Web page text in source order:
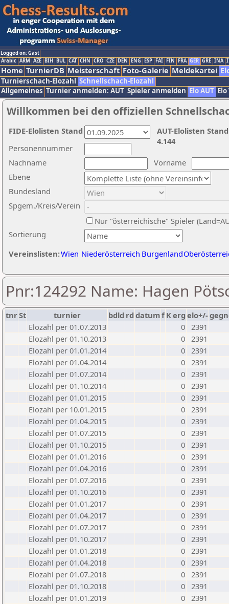
Logged on: Gast
Arabic ARM AZE BIH BUL CAT CHN CRO CZE DEN ENG ESP FAI FIN FRA GER GRE INA
Home TurnierDB Meisterschaft Foto-Galerie Meldekartei
Turnierschach-Elozahl Schnellschach-Elozahl
Allgemeines Turnier anmelden: AUT Spieler anmelden Elo AUT
Willkommen bei den offiziellen
Nachname
Vorname
Ebene
Sortierung
Personennummer
Bundesland
Spgem./Kreis/Verein
Nur "österreichische" Spieler
Vereinslisten:Wien Niederösterreich Burgenland
AUT-Elolisten
4.144
FIDE-Elolisten Stand
Pnr:124292 Name: Hagen
tnrSt turnier bdld rd datumf Kerg elo+/-
Elozahl per 01.07.2013
0 2391
Elozahl per 01.10.2013
0 2391
Elozahl per 01.01.2014
0 2391
Elozahl per 01.04.2014
0 2391
Elozahl per 01.07.2014
0 2391
Elozahl per 01.10.2014
0 2391
Elozahl per 01.01.2015
0 2391
Elozahl per 10.01.2015
0 2391
Elozahl per 01.04.2015
0 2391
Elozahl per 01.07.2015
0 2391
Elozahl per 01.10.2015
0 2391
Elozahl per 01.01.2016
0 2391
Elozahl per 01.04.2016
0 2391
Elozahl per 01.07.2016
0 2391
Elozahl per 01.10.2016
0 2391
Elozahl per 01.01.2017
0 2391
Elozahl per 01.04.2017
0 2391
Elozahl per 01.07.2017
0 2391
Elozahl per 01.10.2017
0 2391
Elozahl per 01.01.2018
0 2391
Elozahl per 01.04.2018
0 2391
Elozahl per 01.07.2018
0 2391
Elozahl per 01.10.2018
0 2391
Elozahl per 01.01.2019
0 2391